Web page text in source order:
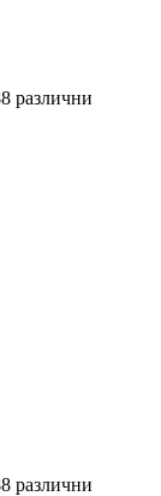
различни
различни